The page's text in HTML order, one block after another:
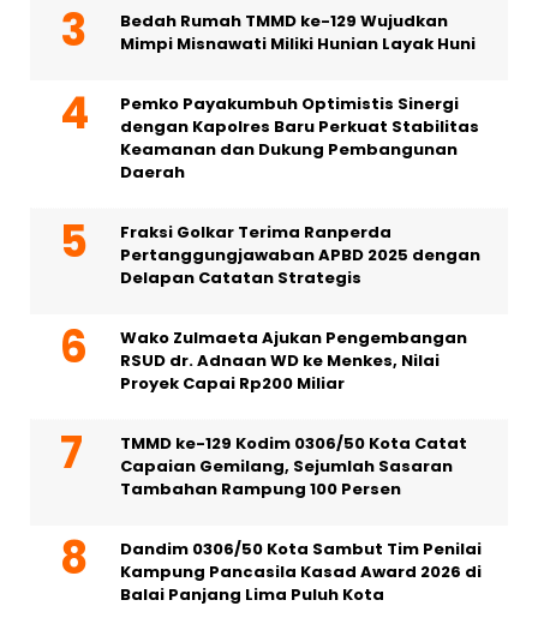
Bedah Rumah TMMD ke-129 Wujudkan
Mimpi Misnawati Miliki Hunian Layak Huni
Pemko Payakumbuh Optimistis Sinergi
dengan Kapolres Baru Perkuat Stabilitas
Keamanan dan Dukung Pembangunan
Daerah
Fraksi Golkar Terima Ranperda
Pertanggungjawaban APBD 2025 dengan
Delapan Catatan Strategis
Wako Zulmaeta Ajukan Pengembangan
RSUD dr. Adnaan WD ke Menkes, Nilai
Proyek Capai Rp200 Miliar
TMMD ke-129 Kodim 0306/50 Kota Catat
Capaian Gemilang, Sejumlah Sasaran
Tambahan Rampung 100 Persen
Dandim 0306/50 Kota Sambut Tim Penilai
Kampung Pancasila Kasad Award 2026 di
Balai Panjang Lima Puluh Kota